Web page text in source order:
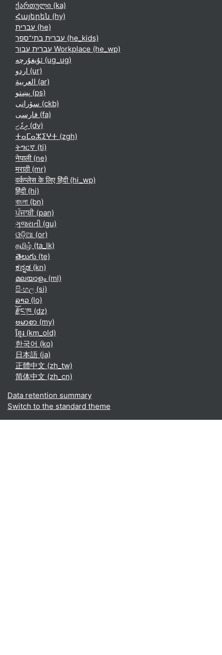
ქართული ‎(ka)‎
Հայերեն ‎(hy)‎
עברית ‎(he)‎
עברית בתי־ספר ‎(he_kids)‎
עברית עבור Workplace ‎(he_wp)‎
ئۇيغۇرچە ‎(ug_ug)‎
اردو ‎(ur)‎
العربية ‎(ar)‎
پښتو ‎(ps)‎
سۆرانی ‎(ckb)‎
فارسی ‎(fa)‎
ދިވެހި ‎(dv)‎
ⵜⴰⵎⴰⵣⵉⵖⵜ ‎(zgh)‎
ትግርኛ ‎(ti)‎
नेपाली ‎(ne)‎
मराठी ‎(mr)‎
वर्कप्लेस के लिए हिंदी ‎(hi_wp)‎
हिंदी ‎(hi)‎
বাংলা ‎(bn)‎
ਪੰਜਾਬੀ ‎(pan)‎
ગુજરાતી ‎(gu)‎
ଓଡ଼ିଆ ‎(or)‎
தமிழ் ‎(ta_lk)‎
తెలుగు ‎(te)‎
ಕನ್ನಡ ‎(kn)‎
മലയാളം ‎(ml)‎
සිංහල ‎(si)‎
ລາວ ‎(lo)‎
རྫོང་ཁ ‎(dz)‎
ဗမာစာ ‎(my)‎
ខ្មែរ ‎(km_old)‎
한국어 ‎(ko)‎
日本語 ‎(ja)‎
正體中文 ‎(zh_tw)‎
简体中文 ‎(zh_cn)‎
Data retention summary
Switch to the standard theme